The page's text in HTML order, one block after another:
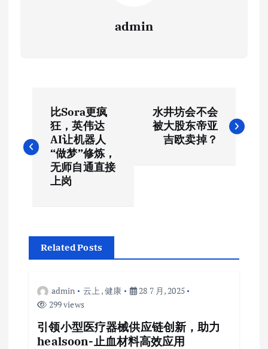
admin
章
导
比Sora更疯
狂，英伟达
AI让机器人
“做梦”修炼，
无师自通直接
上岗
水井坊会不会
被大股东帝亚
吉欧卖掉？
Related Posts
admin 云上 ,健康
28 7 月, 2025
299 views
引领小型医疗器械供应链创新，助力
healsoon-止血材料高效应用